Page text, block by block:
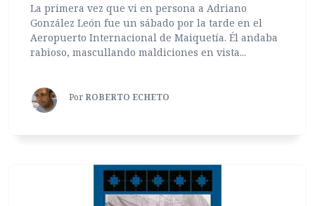
La primera vez que vi en persona a Adriano
González León fue un sábado por la tarde en el
Aeropuerto Internacional de Maiquetía. Él andaba
rabioso, mascullando maldiciones en vista...
Por ROBERTO ECHETO